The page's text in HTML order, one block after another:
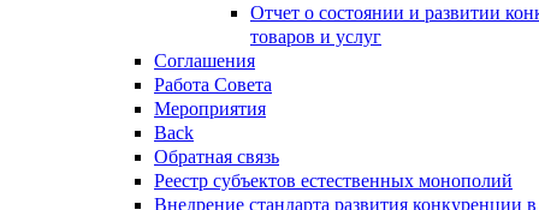
Отчет о состоянии и развитии
товаров и услуг
Соглашения
Работа Совета
Мероприятия
Back
Обратная связь
Реестр субъектов естественных монополий
Внедрение стандарта развития конкуренции